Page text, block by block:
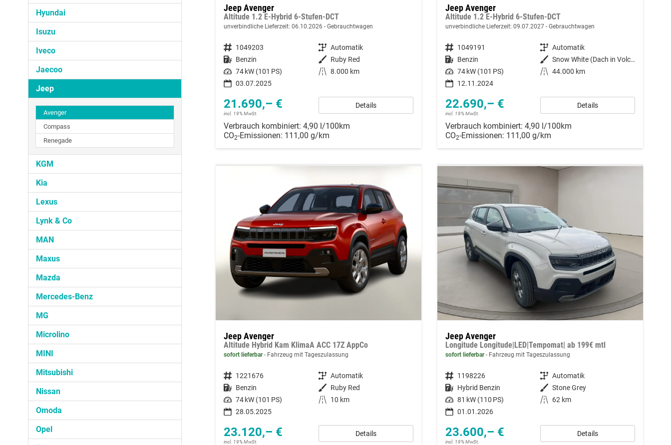
Jeep Avenger
Altitude 1.2 E-Hybrid 6-Stufen-DCT
unverbindliche Lieferzeit: 06.10.2026 Gebrauchtwagen
Fahrzeugnummer 1049203 Getriebe Automatik
Kraftstoff Benzin Außenfarbe Ruby Red
Leistung 74 kW (101 PS) Kilometerstand 8.000 km
03.07.2025
21.690,– €
incl. 19% MwSt.
Details
Verbrauch kombiniert: 4,90 l/100km
CO2-Emissionen: 111,00 g/km
Jeep Avenger
Altitude 1.2 E-Hybrid 6-Stufen-DCT
unverbindliche Lieferzeit: 09.07.2027 Gebrauchtwagen
Fahrzeugnummer 1049191 Getriebe Automatik
Kraftstoff Benzin Außenfarbe
Snow White (Dach in Volcano Black)
Leistung 74 kW (101 PS) Kilometerstand 44.000 km
12.11.2024
22.690,– €
incl. 19% MwSt.
Details
Verbrauch kombiniert: 4,90 l/100km
CO2-Emissionen: 111,00 g/km
Jeep Avenger
Altitude Hybrid Kam KlimaA ACC 17Z AppCo
sofort lieferbar Fahrzeug mit Tageszulassung
Fahrzeugnummer 1221676 Getriebe Automatik
Kraftstoff Benzin Außenfarbe Ruby Red
Leistung 74 kW (101 PS) Kilometerstand
10 km
28.05.2025
23.120,– €
incl. 19% MwSt.
Details
Jeep Avenger
Longitude Longitude|LED|Tempomat| ab 199€ mtl
sofort lieferbar Fahrzeug mit Tageszulassung
Fahrzeugnummer 1198226 Getriebe Automatik
Kraftstoff Hybrid Benzin Außenfarbe Stone Grey
Leistung 81 kW (110 PS) Kilometerstand
62 km
01.01.2026
23.600,– €
incl. 19% MwSt.
Details
Hyundai
Isuzu
Iveco
Jaecoo
Jeep
Avenger
Compass
Renegade
KGM
Kia
Lexus
Lynk & Co
MAN
Maxus
Mazda
Mercedes-Benz
MG
Microlino
MINI
Mitsubishi
Nissan
Omoda
Opel